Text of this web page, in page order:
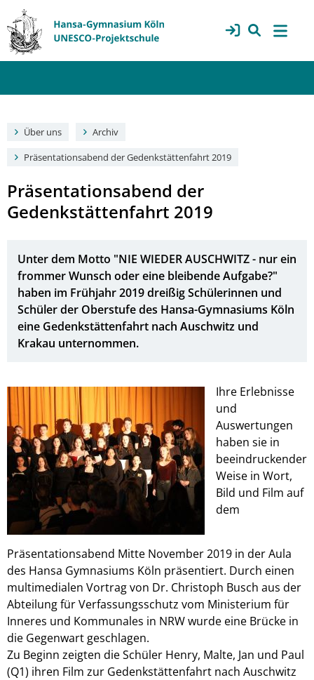
Über uns
Archiv
Präsentationsabend der Gedenkstättenfahrt 2019
Präsentationsabend der
Gedenkstättenfahrt 2019
Unter dem Motto "NIE WIEDER AUSCHWITZ - nur ein
frommer Wunsch oder eine bleibende Aufgabe?"
haben im Frühjahr 2019 dreißig Schülerinnen und
Schüler der Oberstufe des Hansa-Gymnasiums Köln
eine Gedenkstättenfahrt nach Auschwitz und
Krakau unternommen.
Ihre Erlebnisse
und
Auswertungen
haben sie in
beeindruckender
Weise in Wort,
Bild und Film auf
dem
Präsentationsabend Mitte November 2019 in der Aula
des Hansa Gymnasiums Köln präsentiert. Durch einen
multimedialen Vortrag von Dr. Christoph Busch aus der
Abteilung für Verfassungsschutz vom Ministerium für
Inneres und Kommunales in NRW wurde eine Brücke in
die Gegenwart geschlagen.
Zu Beginn zeigten die Schüler Henry, Malte, Jan und Paul
(Q1) ihren Film zur Gedenkstättenfahrt nach Auschwitz